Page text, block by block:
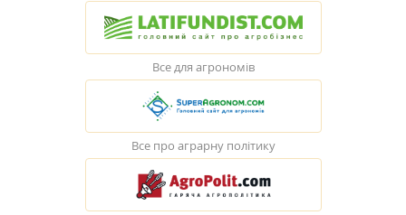
Все для агрономів
Все про аграрну політику